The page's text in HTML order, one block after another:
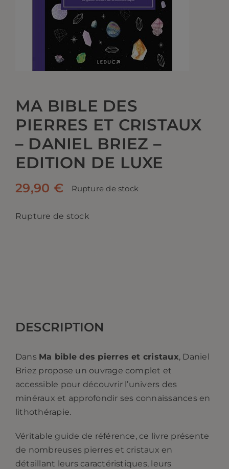
MA BIBLE DES
PIERRES ET CRISTAUX
– DANIEL BRIEZ –
EDITION DE LUXE
29,90€ Rupture de stock
Rupture de stock
DESCRIPTION
Dans Ma bible des pierres et cristaux, Daniel
Briez propose un ouvrage complet et
accessible pour découvrir l’univers des
minéraux et approfondir ses connaissances en
lithothérapie.
Véritable guide de référence, ce livre présente
de nombreuses pierres et cristaux en
détaillant leurs caractéristiques, leurs